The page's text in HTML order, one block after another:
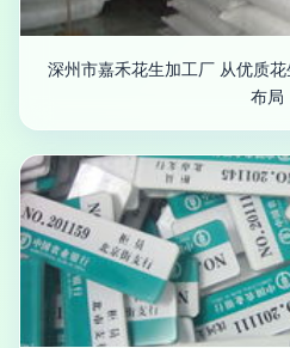
深州市嘉禾花生加工厂 从优质
布局